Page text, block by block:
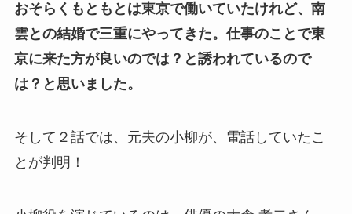
おそらくもともとは東京で働いていたけれど、南
雲との結婚で三重にやってきた。仕事のことで東
京に来た方が良いのでは？と誘われているので
は？と思いました。
そして２話では、元夫の小柳が、電話していたこ
とが判明！